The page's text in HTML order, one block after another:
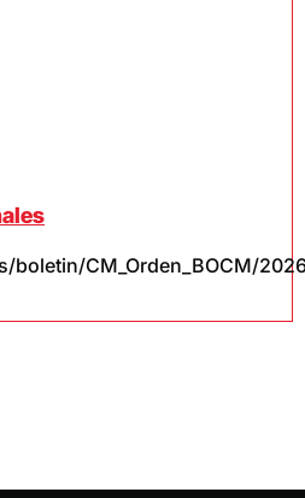
boletin/CM_Orden_BOCM/